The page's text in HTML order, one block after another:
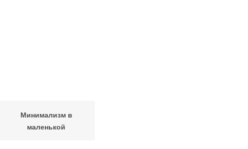
Минимализм в
маленькой